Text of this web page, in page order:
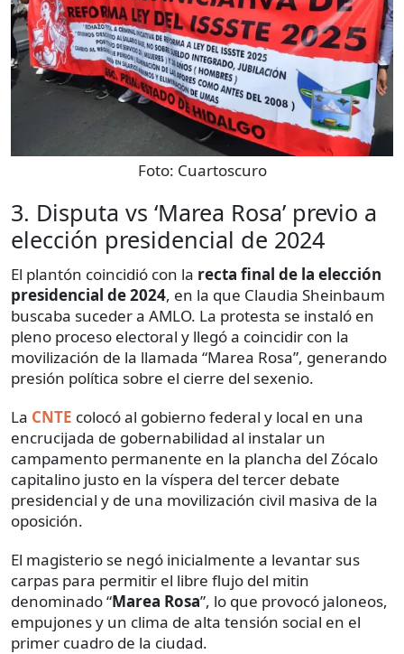
Foto: Cuartoscuro
3. Disputa vs ‘Marea Rosa’ previo a
elección presidencial de 2024
El plantón coincidió con la recta final de la elección
presidencial de 2024, en la que Claudia Sheinbaum
buscaba suceder a AMLO. La protesta se instaló en
pleno proceso electoral y llegó a coincidir con la
movilización de la llamada “Marea Rosa”, generando
presión política sobre el cierre del sexenio.
La CNTE colocó al gobierno federal y local en una
encrucijada de gobernabilidad al instalar un
campamento permanente en la plancha del Zócalo
capitalino justo en la víspera del tercer debate
presidencial y de una movilización civil masiva de la
oposición.
El magisterio se negó inicialmente a levantar sus
carpas para permitir el libre flujo del mitin
denominado “Marea Rosa”, lo que provocó jaloneos,
empujones y un clima de alta tensión social en el
primer cuadro de la ciudad.